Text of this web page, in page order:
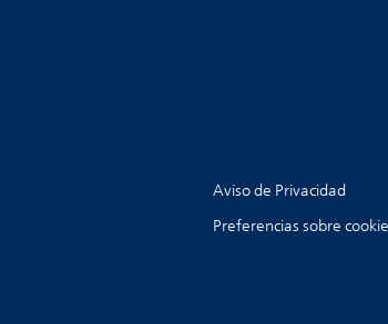
Aviso de Privacidad
Preferencias sobre